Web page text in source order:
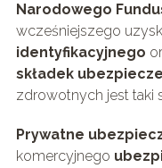
Narodowego
wcześniejszego
identyfikacyjnego
składek
zdrowotnych jest taki
Prywatne
komercyjnego